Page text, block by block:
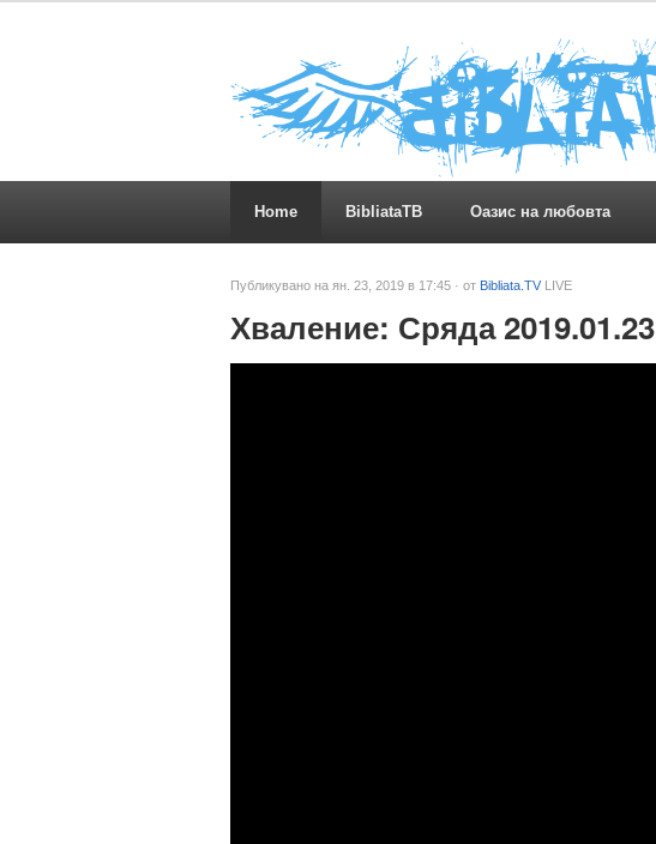
Home BibliataTB Оазис на любовта
Публикувано на ян. 23, 2019 в 17:45 · от Bibliata.TV LIVE
Хваление: Сряда 2019.01.23